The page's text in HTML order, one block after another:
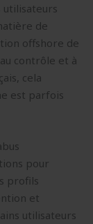
utilisateurs
de
offshore de
contrôle et à
cela
est parfois
pour
profils
et
utilisateurs